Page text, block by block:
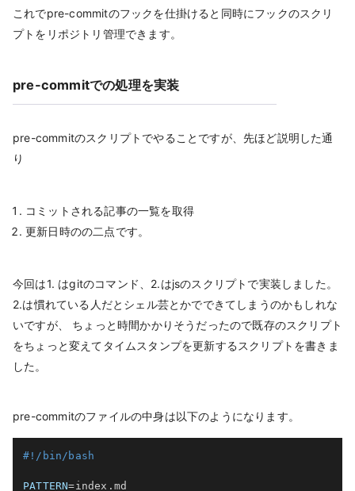
これでpre-commitのフックを仕掛けると同時にフックのスクリ
プトをリポジトリ管理できます。
pre-commitでの処理を実装
pre-commitのスクリプトでやることですが、先ほど説明した通
り
コミットされる記事の一覧を取得
更新日時のの二点です。
今回は1. はgitのコマンド、2.はjsのスクリプトで実装しました。
2.は慣れている人だとシェル芸とかでできてしまうのかもしれな
いですが、 ちょっと時間かかりそうだったので既存のスクリプト
をちょっと変えてタイムスタンプを更新するスクリプトを書きま
した。
pre-commitのファイルの中身は以下のようになります。
#!/bin/bash
PATTERN=index.md